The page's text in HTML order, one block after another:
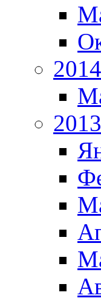
2014
2013